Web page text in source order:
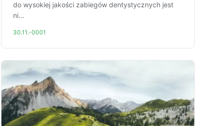
do wysokiej jakości zabiegów dentystycznych jest
ni...
30.11.-0001